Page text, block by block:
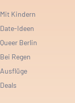
Mit Kindern
Date-Ideen
Queer Berlin
Bei Regen
Ausflüge
Deals